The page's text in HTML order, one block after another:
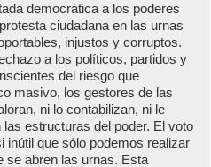
democrática a los poderes
ciudadana en las urnas
injustos y corruptos.
a los políticos, partidos y
del riesgo que
masivo, los gestores de las
ni lo contabilizan, ni le
estructuras del poder. El voto
inútil que sólo podemos realizar
se abren las urnas. Esta